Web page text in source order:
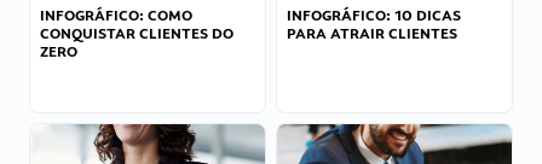
INFOGRÁFICO: COMO
CONQUISTAR CLIENTES DO
ZERO
INFOGRÁFICO: 10 DICAS
PARA ATRAIR CLIENTES